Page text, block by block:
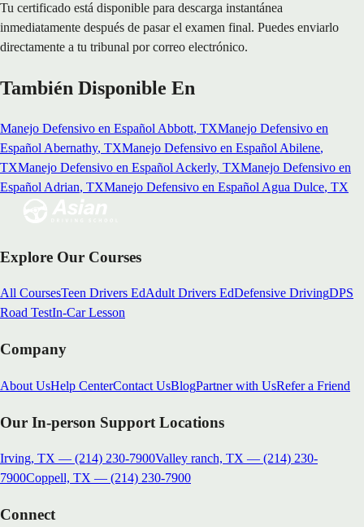
Tu certificado está disponible para descarga instantánea
inmediatamente después de pasar el examen final. Puedes enviarlo
directamente a tu tribunal por correo electrónico.
También Disponible En
Manejo Defensivo en Español Abbott, TXManejo Defensivo en
Español Abernathy, TXManejo Defensivo en Español Abilene,
TXManejo Defensivo en Español Ackerly, TXManejo Defensivo en
Español Adrian, TXManejo Defensivo en Español Agua Dulce, TX
Explore Our Courses
All CoursesTeen Drivers EdAdult Drivers EdDefensive DrivingDPS
Road TestIn-Car Lesson
Company
About UsHelp CenterContact UsBlogPartner with UsRefer a Friend
Our In-person Support Locations
Irving, TX — (214) 230-7900Valley ranch, TX — (214) 230-
7900Coppell, TX — (214) 230-7900
Connect